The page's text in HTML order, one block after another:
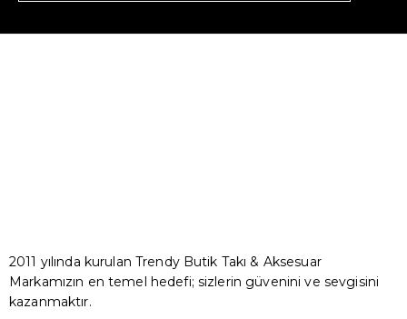
2011 yılında kurulan Trendy Butik Takı & Aksesuar
Markamızın en temel hedefi; sizlerin güvenini ve sevgisini
kazanmaktır.